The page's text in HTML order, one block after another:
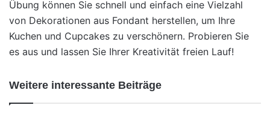
Übung können Sie schnell und einfach eine Vielzahl
von Dekorationen aus Fondant herstellen, um Ihre
Kuchen und Cupcakes zu verschönern. Probieren Sie
es aus und lassen Sie Ihrer Kreativität freien Lauf!
Weitere interessante Beiträge